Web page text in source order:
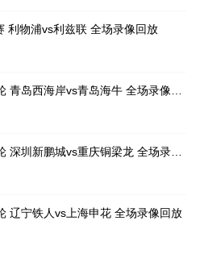
利物浦vs利兹联 全场录像回放
辽宁铁人vs上海申花 全场录像回放